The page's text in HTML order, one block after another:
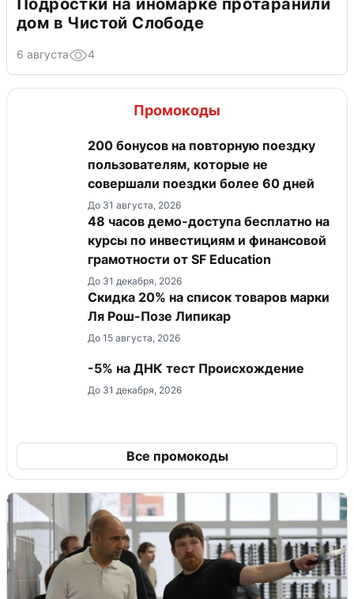
Подростки на иномарке протаранили
дом в Чистой Слободе
6 августа 4
Промокоды
200 бонусов на повторную поездку
пользователям, которые не
совершали поездки более 60 дней
До 31 августа, 2026
48 часов демо-доступа бесплатно на
курсы по инвестициям и финансовой
грамотности от SF Education
До 31 декабря, 2026
Скидка 20% на список товаров марки
Ля Рош-Позе Липикар
До 15 августа, 2026
-5% на ДНК тест Происхождение
До 31 декабря, 2026
Все промокоды